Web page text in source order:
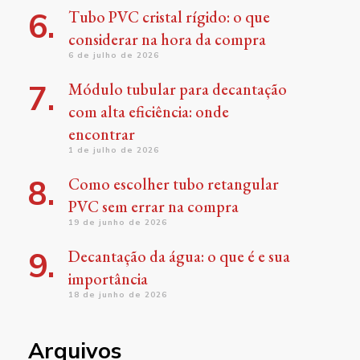
Tubo PVC cristal rígido: o que
considerar na hora da compra
6 de julho de 2026
Módulo tubular para decantação
com alta eficiência: onde
encontrar
1 de julho de 2026
Como escolher tubo retangular
PVC sem errar na compra
19 de junho de 2026
Decantação da água: o que é e sua
importância
18 de junho de 2026
Arquivos